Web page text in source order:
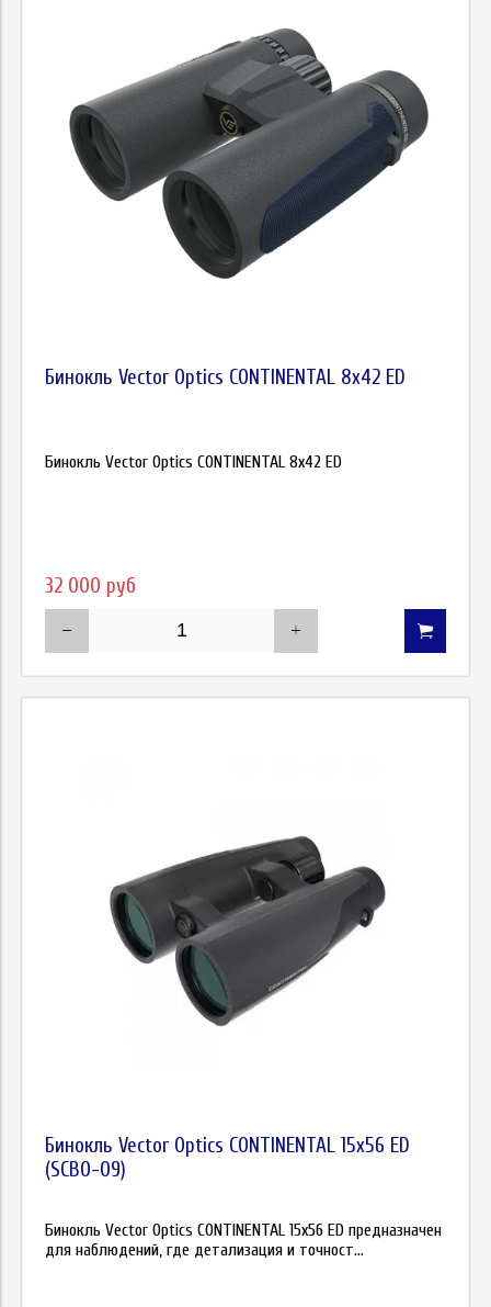
Бинокль Vector Optics CONTINENTAL 8х42 ED
Бинокль Vector Optics CONTINENTAL 8х42 ED
32 000 руб
Бинокль Vector Optics CONTINENTAL 15х56 ED
(SCBO-09)
Бинокль Vector Optics CONTINENTAL 15х56 ED предназначен
для наблюдений, где детализация и точност...